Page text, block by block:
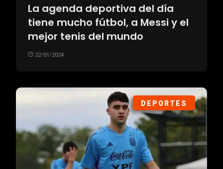
La agenda deportiva del día
tiene mucho fútbol, a Messi y el
mejor tenis del mundo
22/01/2024
DEPORTES